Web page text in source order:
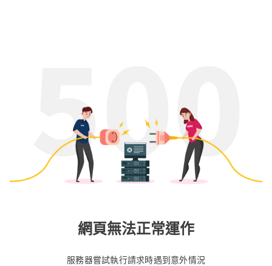
網頁無法正常運作
服務器嘗試執行請求時遇到意外情況